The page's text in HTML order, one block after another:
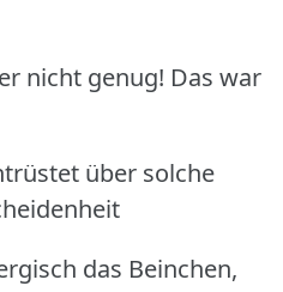
nicht genug! Das war
über solche
das Beinchen,